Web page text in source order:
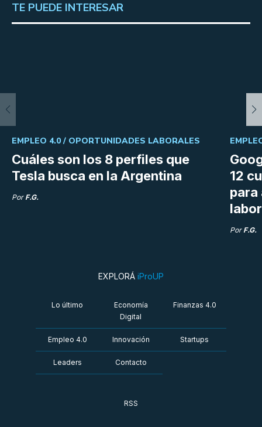
TE PUEDE INTERESAR
Cuáles son los 8 perfiles que
Tesla busca en la Argentina
EMPLEO 4.0 / OPORTUNIDADES LABORALES
Por F.G.
12
para
Por F.G.
EXPLORÁ iProUP
Lo último
Economía
Digital
Finanzas 4.0
Empleo 4.0 Innovación Startups
Leaders Contacto
RSS